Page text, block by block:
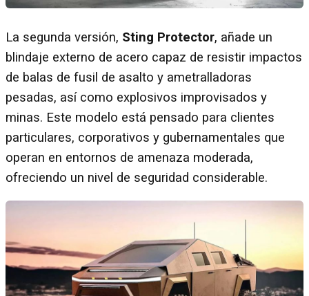
La segunda versión, Sting Protector, añade un
blindaje externo de acero capaz de resistir impactos
de balas de fusil de asalto y ametralladoras
pesadas, así como explosivos improvisados y
minas. Este modelo está pensado para clientes
particulares, corporativos y gubernamentales que
operan en entornos de amenaza moderada,
ofreciendo un nivel de seguridad considerable.